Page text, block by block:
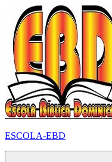
para
conteúdo
ESCOLA-EBD